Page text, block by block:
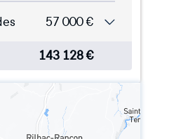
57 000€
143 128€